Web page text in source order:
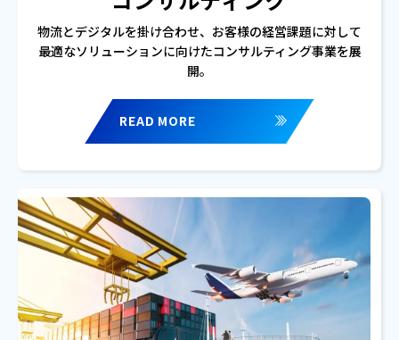
物流とデジタルを掛け合わせ、お客様の経営課題に対して
最適なソリューションに向けたコンサルティング事業を展
開。
READ MORE